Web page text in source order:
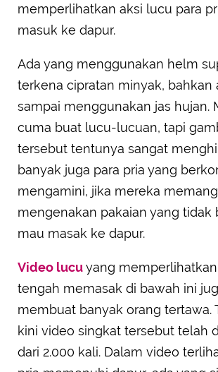
memperlihatkan aksi lucu para
masuk ke dapur.
Ada yang menggunakan helm
terkena cipratan minyak, bahkan
sampai menggunakan jas hujan.
cuma buat lucu-lucuan, tapi
tersebut tentunya sangat
banyak juga para pria yang
mengamini, jika mereka
mengenakan pakaian yang tidak
mau masak ke dapur.
Video lucuyang
tengah memasak di bawah ini
membuat banyak orang tertawa.
kini video singkat tersebut telah
dari 2.000 kali. Dalam video